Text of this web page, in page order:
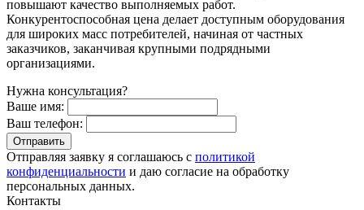
повышают качество выполняемых работ.
Конкурентоспособная цена делает доступным оборудования
для широких масс потребителей, начиная от частных
заказчиков, заканчивая крупными подрядными
организациями.
Нужна консультация?
Ваше имя:
Ваш телефон:
Отправляя заявку я соглашаюсь с политикой
конфиденциальности и даю согласие на обработку
персональных данных.
Контакты